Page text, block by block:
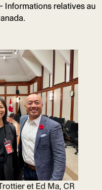
Informations relatives au
et Ed Ma, CR